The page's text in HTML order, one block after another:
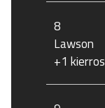
8
Lawson
+1 kierros